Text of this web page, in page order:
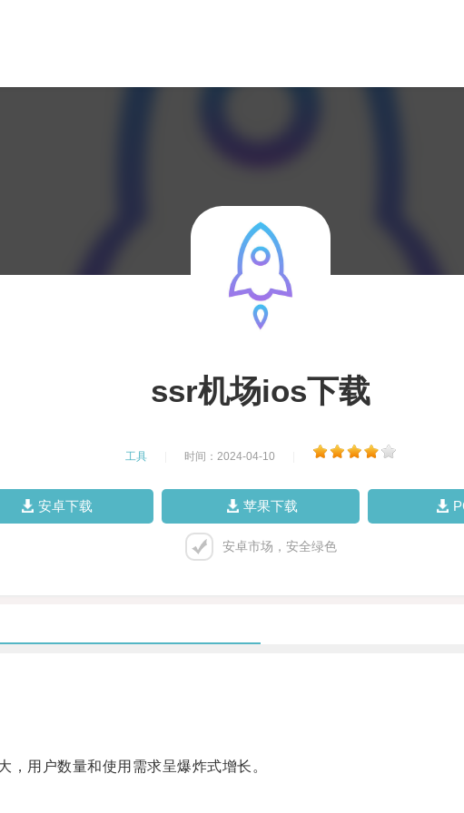
ssr机场ios下载
工具 时间：2024-04-10
安卓下载 苹果下载
安卓市场，安全绿色
用户数量和使用需求呈爆炸式增长。